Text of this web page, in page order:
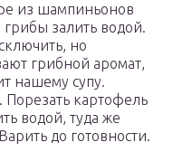
из шампиньонов
залить водой.
но
грибной аромат,
нашему супу.
Порезать картофель
водой, туда же
до готовности.